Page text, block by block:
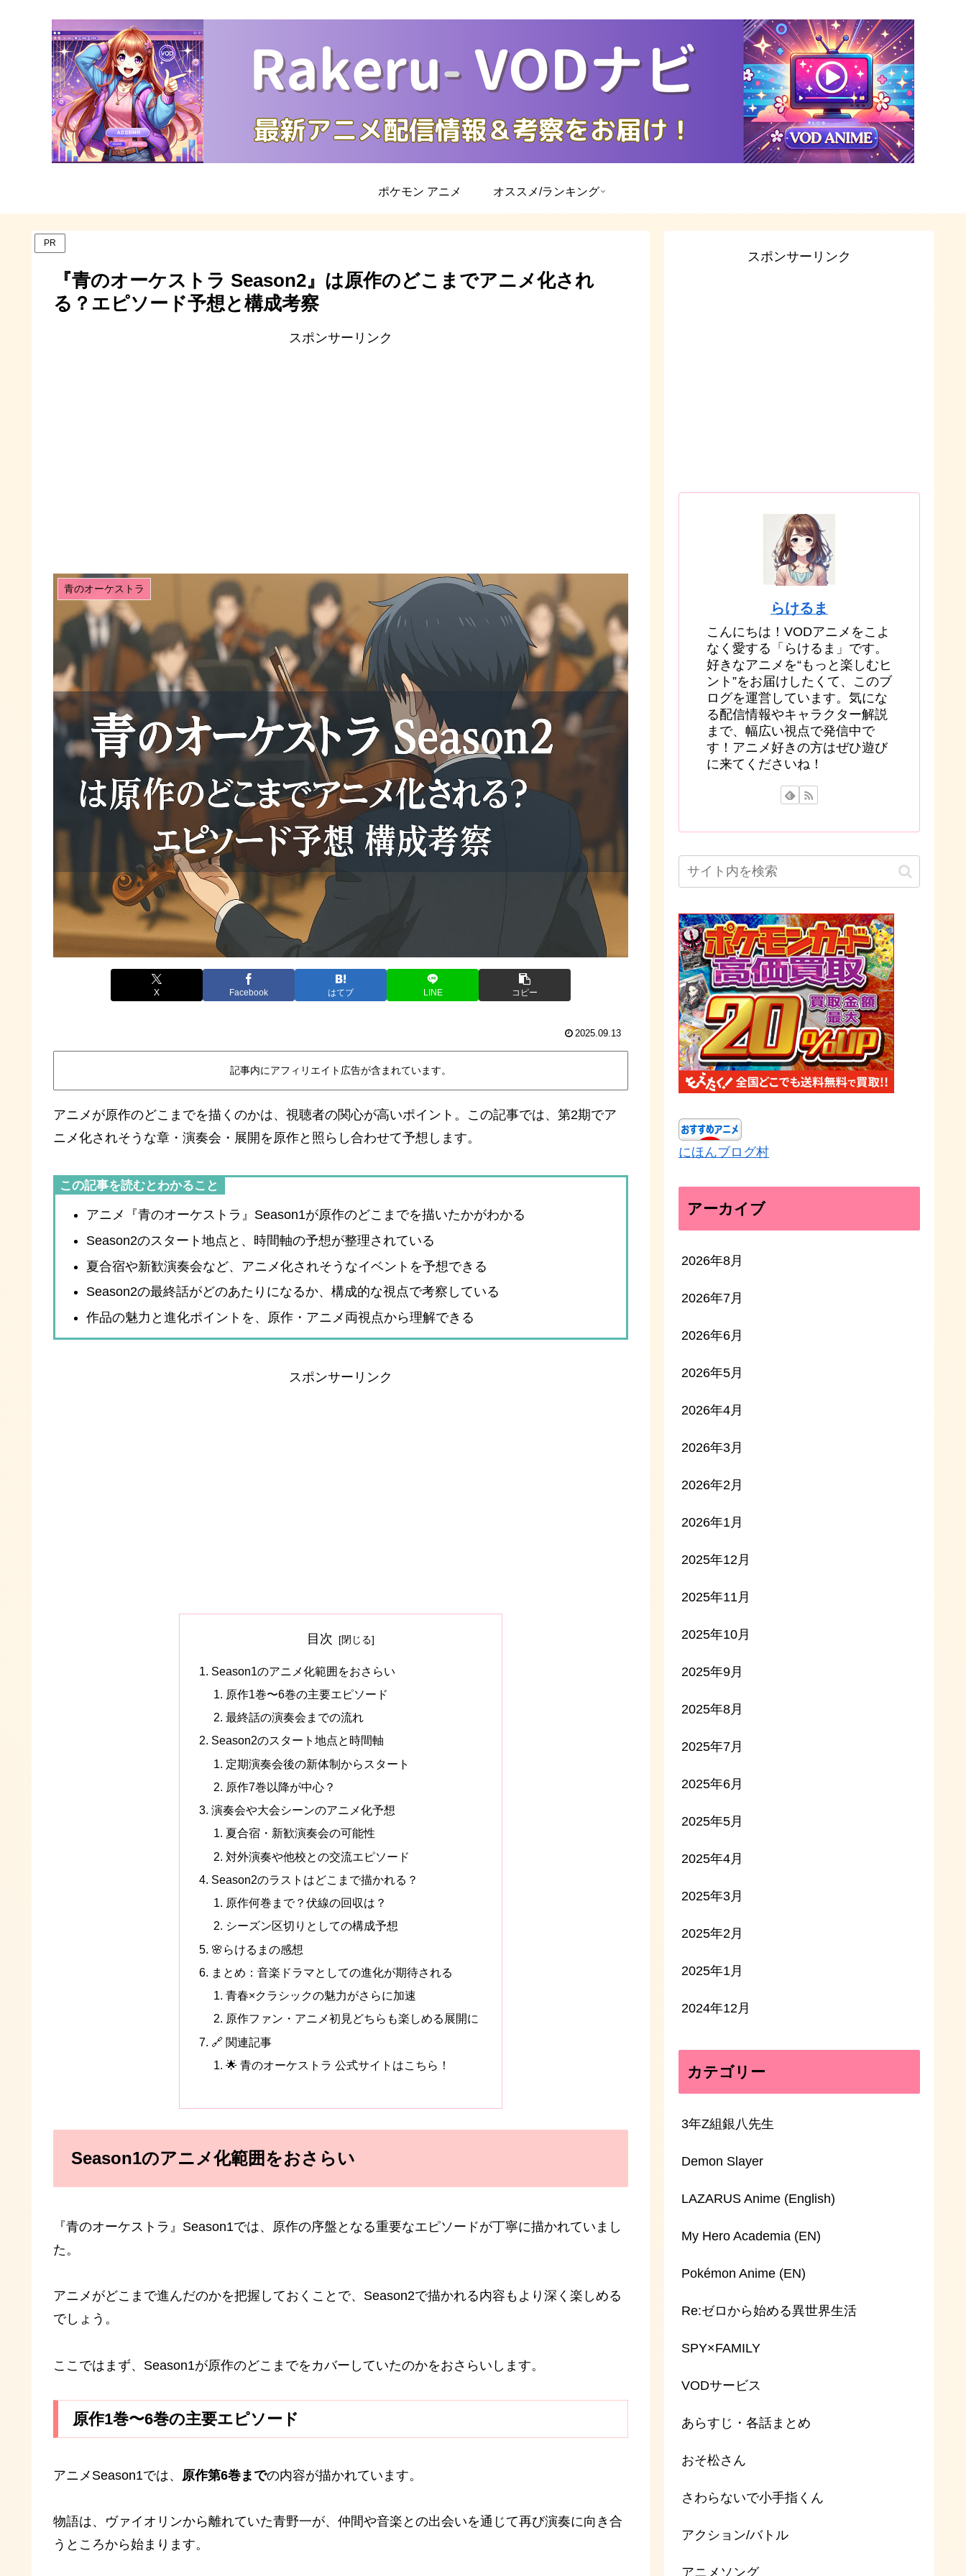
ポケモン アニメ オススメ/ランキング
PR
『青のオーケストラ Season2』は原作のどこまでアニメ化され
る？エピソード予想と構成考察
スポンサーリンク
青のオーケストラ
X Facebook はてブ LINE コピー
2025.09.13
記事内にアフィリエイト広告が含まれています。
アニメが原作のどこまでを描くのかは、視聴者の関心が高いポイント。この記事では、第2期でア
ニメ化されそうな章・演奏会・展開を原作と照らし合わせて予想します。
この記事を読むとわかること
アニメ『青のオーケストラ』Season1が原作のどこまでを描いたかがわかる
Season2のスタート地点と、時間軸の予想が整理されている
夏合宿や新歓演奏会など、アニメ化されそうなイベントを予想できる
Season2の最終話がどのあたりになるか、構成的な視点で考察している
作品の魅力と進化ポイントを、原作・アニメ両視点から理解できる
スポンサーリンク
目次
Season1のアニメ化範囲をおさらい
原作1巻〜6巻の主要エピソード
最終話の演奏会までの流れ
Season2のスタート地点と時間軸
定期演奏会後の新体制からスタート
原作7巻以降が中心？
演奏会や大会シーンのアニメ化予想
夏合宿・新歓演奏会の可能性
対外演奏や他校との交流エピソード
Season2のラストはどこまで描かれる？
原作何巻まで？伏線の回収は？
シーズン区切りとしての構成予想
🌸らけるまの感想
まとめ：音楽ドラマとしての進化が期待される
青春×クラシックの魅力がさらに加速
原作ファン・アニメ初見どちらも楽しめる展開に
🔗 関連記事
🌟 青のオーケストラ 公式サイトはこちら！
Season1のアニメ化範囲をおさらい
『青のオーケストラ』Season1では、原作の序盤となる重要なエピソードが丁寧に描かれていまし
た。
アニメがどこまで進んだのかを把握しておくことで、Season2で描かれる内容もより深く楽しめる
でしょう。
ここではまず、Season1が原作のどこまでをカバーしていたのかをおさらいします。
原作1巻〜6巻の主要エピソード
アニメSeason1では、 原作第6巻までの内容が描かれています。
物語は、ヴァイオリンから離れていた青野一が、仲間や音楽との出会いを通じて再び演奏に向き合
うところから始まります。
スポンサーリンク
らけるま
こんにちは！VODアニメをこよ
なく愛する「らけるま」です。
好きなアニメを“もっと楽しむヒ
ント”をお届けしたくて、このブ
ログを運営しています。気にな
る配信情報やキャラクター解説
まで、幅広い視点で発信中で
す！アニメ好きの方はぜひ遊び
に来てくださいね！
にほんブログ村
アーカイブ
2026年8月
2026年7月
2026年6月
2026年5月
2026年4月
2026年3月
2026年2月
2026年1月
2025年12月
2025年11月
2025年10月
2025年9月
2025年8月
2025年7月
2025年6月
2025年5月
2025年4月
2025年3月
2025年2月
2025年1月
2024年12月
カテゴリー
3年Z組銀八先生
Demon Slayer
LAZARUS Anime (English)
My Hero Academia (EN)
Pokémon Anime (EN)
Re:ゼロから始める異世界生活
SPY×FAMILY
VODサービス
あらすじ・各話まとめ
おそ松さん
さわらないで小手指くん
アクション/バトル
アニメソング